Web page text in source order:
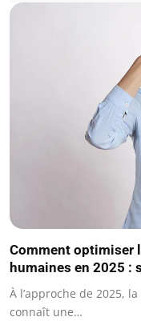
Comment optimiser
humaines en 2025 :
À l’approche de 2025,
connaît une…